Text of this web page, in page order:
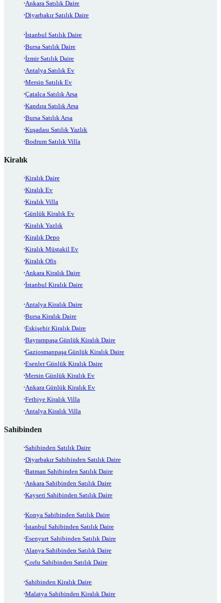
Ankara Satılık Daire
Diyarbakır Satılık Daire
İstanbul Satılık Daire
Bursa Satılık Daire
İzmir Satılık Daire
Antalya Satılık Ev
Mersin Satılık Ev
Çatalca Satılık Arsa
Kandıra Satılık Arsa
Bursa Satılık Arsa
Kuşadası Satılık Yazlık
Bodrum Satılık Villa
Kiralık
Kiralık Daire
Kiralık Ev
Kiralık Villa
Günlük Kiralık Ev
Kiralık Yazlık
Kiralık Depo
Kiralık Müstakil Ev
Kiralık Ofis
Ankara Kiralık Daire
İstanbul Kiralık Daire
Antalya Kiralık Daire
Bursa Kiralık Daire
Eskişehir Kiralık Daire
Bayrampaşa Günlük Kiralık Daire
Gaziosmanpaşa Günlük Kiralık Daire
Esenler Günlük Kiralık Daire
Mersin Günlük Kiralık Ev
Ankara Günlük Kiralık Ev
Fethiye Kiralık Villa
Antalya Kiralık Villa
Sahibinden
Sahibinden Satılık Daire
Diyarbakır Sahibinden Satılık Daire
Batman Sahibinden Satılık Daire
Ankara Sahibinden Satılık Daire
Kayseri Sahibinden Satılık Daire
Konya Sahibinden Satılık Daire
İstanbul Sahibinden Satılık Daire
Esenyurt Sahibinden Satılık Daire
Alanya Sahibinden Satılık Daire
Çorlu Sahibinden Satılık Daire
Sahibinden Kiralık Daire
Malatya Sahibinden Kiralık Daire